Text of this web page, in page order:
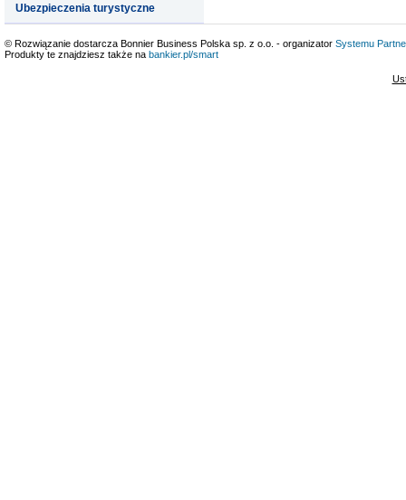
Ubezpieczenia turystyczne
© Rozwiązanie dostarcza Bonnier Business Polska sp. z o.o. - organizator Systemu
Produkty te znajdziesz także na bankier.pl/smart